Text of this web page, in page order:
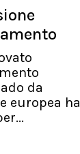
da
europea ha